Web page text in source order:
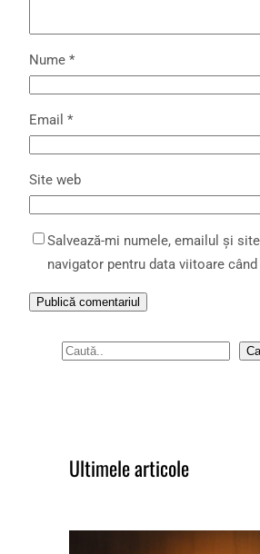
Nume *
Email *
Site web
Salvează-mi numele, emailul și
navigator pentru data viitoare
S
Ultimele articole